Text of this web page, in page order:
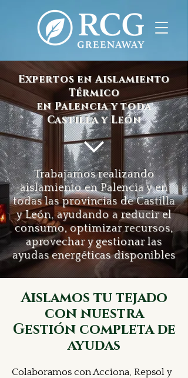
Expertos en Aislamiento
Térmico
en Palencia y toda
Castilla y León
Trabajamos realizando
aislamiento en Palencia y en
todas las provincias de Castilla
y León, ayudando a reducir el
consumo, optimizar recursos,
aprovechar y gestionar las
ayudas energéticas disponibles
Aislamos tu tejado
con nuestra
Gestión completa de
ayudas
Colaboramos con Acciona, Repsol y